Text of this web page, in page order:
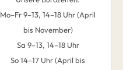
Mo–Fr 9–13, 14–18 Uhr (April
bis November)
Sa 9–13, 14–18 Uhr
So 14–17 Uhr (April bis